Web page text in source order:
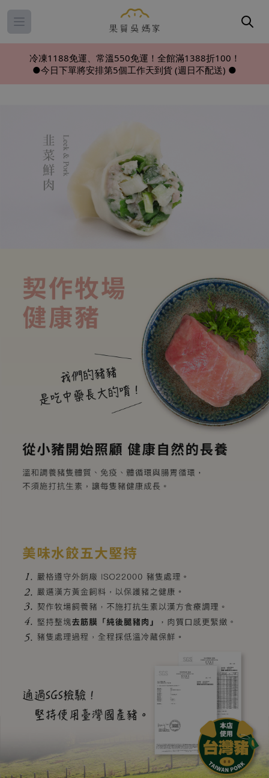
Open main menu
冷凍1188免運、常溫550免運！全館滿1388折100！
●今日下單將安排第5個工作天到貨 (週日不配送) ●